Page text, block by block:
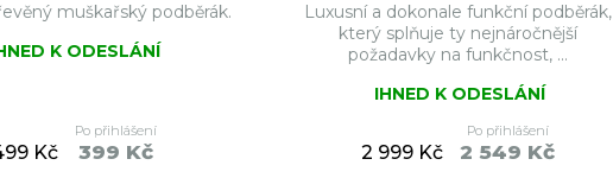
muškařský podběrák.
K ODESLÁNÍ
Kč
Po přihlášení
399 Kč
Luxusní a dokonale funkční podběrák,
který splňuje ty nejnáročnější
požadavky na funkčnost, ...
IHNED K ODESLÁNÍ
2 999 Kč
Po přihlášení
2 549 Kč